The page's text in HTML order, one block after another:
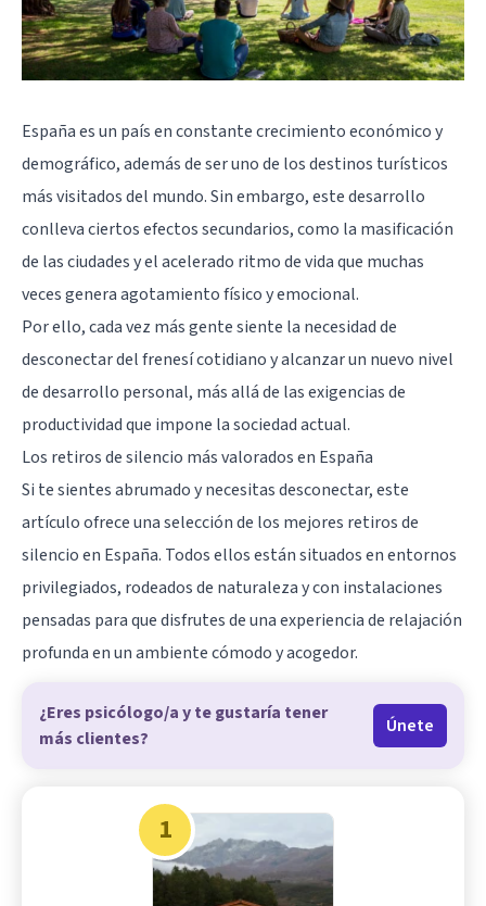
España es un país en constante crecimiento económico y
demográfico, además de ser uno de los destinos turísticos
más visitados del mundo. Sin embargo, este desarrollo
conlleva ciertos efectos secundarios, como la masificación
de las ciudades y el acelerado ritmo de vida que muchas
veces genera agotamiento físico y emocional.
Por ello, cada vez más gente siente la necesidad de
desconectar del frenesí cotidiano y alcanzar un nuevo nivel
de desarrollo personal, más allá de las exigencias de
productividad que impone la sociedad actual.
Los retiros de silencio más valorados en España
Si te sientes abrumado y necesitas desconectar, este
artículo ofrece una selección de los mejores retiros de
silencio en España. Todos ellos están situados en entornos
privilegiados, rodeados de naturaleza y con instalaciones
pensadas para que disfrutes de una experiencia de relajación
profunda en un ambiente cómodo y acogedor.
¿Eres psicólogo/a y te gustaría tener
más clientes?
Únete
1